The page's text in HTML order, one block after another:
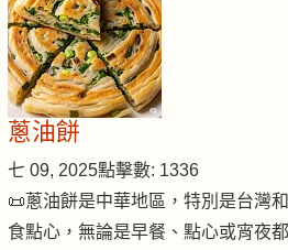
蔥油餅
七 09, 2025點擊數: 1336
📜蔥油餅是中華地區，特別是台灣
食點心，無論是早餐、點心或宵夜